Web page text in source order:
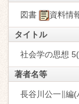
図書 資料情
タイトル
社会学の思想
著者名等
長谷川公一∥編